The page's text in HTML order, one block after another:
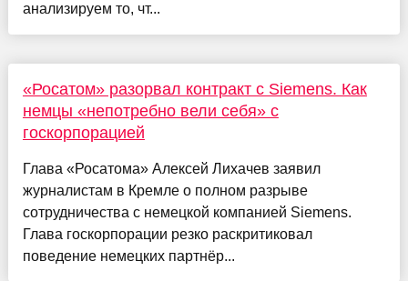
анализируем то, чт...
«Росатом» разорвал контракт с Siemens. Как
немцы «непотребно вели себя» с
госкорпорацией
Глава «Росатома» Алексей Лихачев заявил
журналистам в Кремле о полном разрыве
сотрудничества с немецкой компанией Siemens.
Глава госкорпорации резко раскритиковал
поведение немецких партнёр...